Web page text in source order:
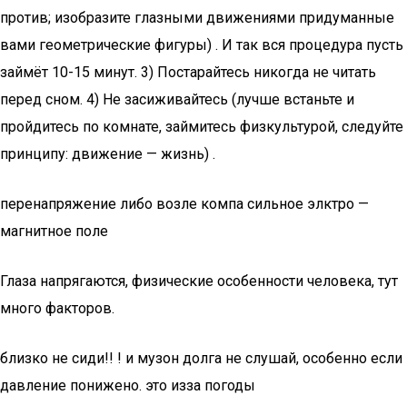
против; изобразите глазными движениями придуманные
вами геометрические фигуры) . И так вся процедура пусть
займёт 10-15 минут. 3) Постарайтесь никогда не читать
перед сном. 4) Не засиживайтесь (лучше встаньте и
пройдитесь по комнате, займитесь физкультурой, следуйте
принципу: движение — жизнь) .
перенапряжение либо возле компа сильное элктро —
магнитное поле
Глаза напрягаются, физические особенности человека, тут
много факторов.
близко не сиди!! ! и музон долга не слушай, особенно если
давление понижено. это изза погоды